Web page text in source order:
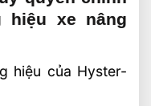
xe nâng
hiệu của Hyster-